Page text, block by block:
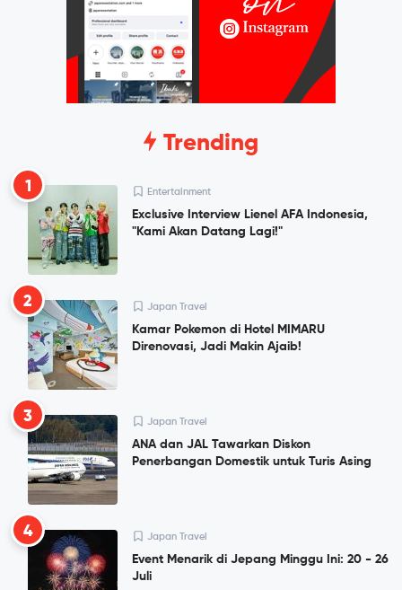
Trending
1 Entertainment
Exclusive Interview Lienel AFA Indonesia,
"Kami Akan Datang Lagi!"
2 Japan Travel
Kamar Pokemon di Hotel MIMARU
Direnovasi, Jadi Makin Ajaib!
3 Japan Travel
ANA dan JAL Tawarkan Diskon
Penerbangan Domestik untuk Turis Asing
4 Japan Travel
Event Menarik di Jepang Minggu Ini: 20 - 26
Juli